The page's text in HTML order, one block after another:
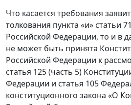
Что касается требования
толкования пункта «и» статьи
Российской Федерации, то и в
не может быть принята
Российской Федерации к
статья 125 (часть 5)
Федерации и статья 105
конституционного закона «О